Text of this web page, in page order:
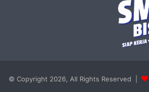
© Copyright 2026, All Rights Reserved |